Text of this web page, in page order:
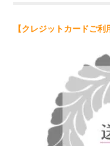
【クレジットカードご利